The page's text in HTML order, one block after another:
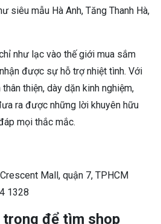
siêu mẫu Hà Anh, Tăng Thanh Hà,
như lạc vào thế giới mua sắm
được sự hỗ trợ nhiệt tình. Với
thiện, dày dặn kinh nghiệm,
ra được những lời khuyên hữu
mọi thắc mắc.
Mall, quận 7, TPHCM
1328
trọng để tìm shop